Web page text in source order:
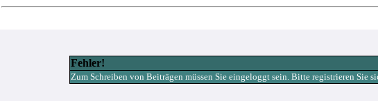
Fehler!
Zum Schreiben von Beiträgen müssen Sie eingeloggt sein. Bitte registrieren Sie